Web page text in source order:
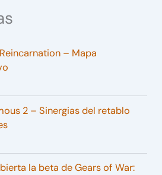
– Mapa
2 – Sinergias del retablo
la beta de Gears of War: